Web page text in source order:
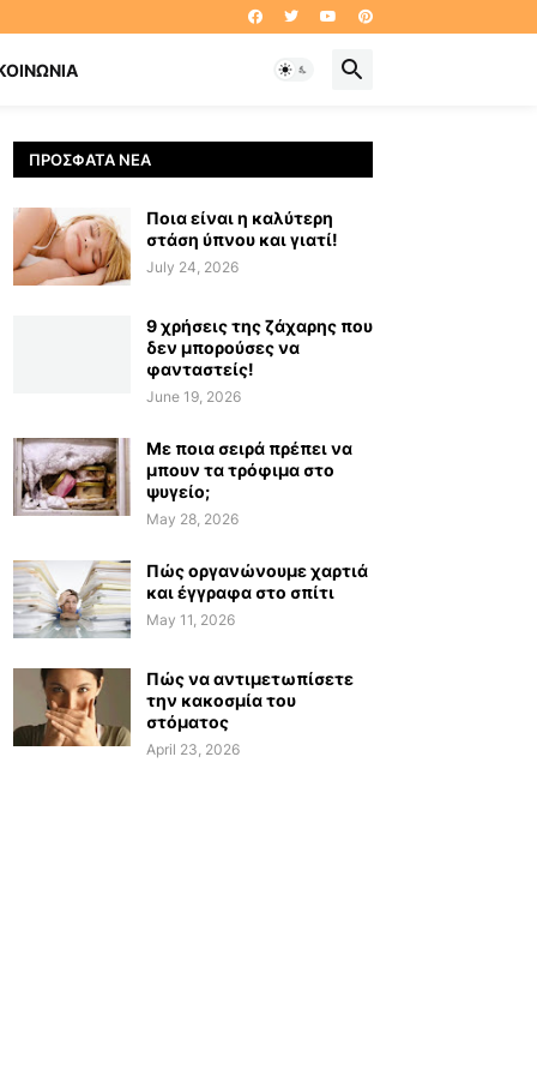
ΠΡΌΣΦΑΤΑ ΝΈΑ
Ποια είναι η καλύτερη
στάση ύπνου και γιατί!
July 24, 2026
9 χρήσεις της ζάχαρης που
δεν μπορούσες να
φανταστείς!
June 19, 2026
Με ποια σειρά πρέπει να
μπουν τα τρόφιμα στο
ψυγείο;
May 28, 2026
Πώς οργανώνουμε χαρτιά
και έγγραφα στο σπίτι
May 11, 2026
Πώς να αντιμετωπίσετε
την κακοσμία του
στόματος
April 23, 2026